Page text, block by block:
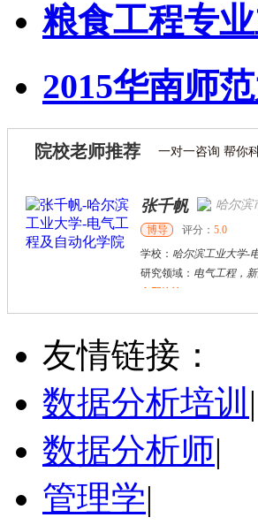
粮食工程专
2015华南师
院校老师推荐 一对一咨询 帮你
张千帆 哈尔滨
博导 评分： 5.0
学校： 哈尔滨工业大学-
研究领域： 电气工程，新
立即咨询
何斌锋 苏州市
其他
学校：南京大学
立即咨询
友情链接：
数据分析培训 |
数据分析师|
管理学|